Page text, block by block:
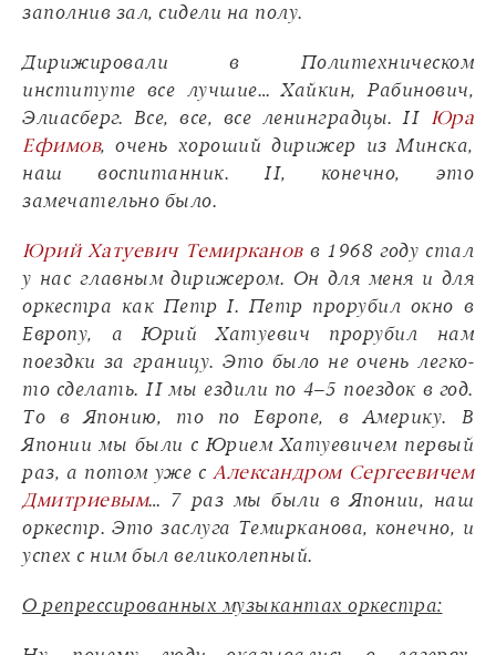
заполнив зал, сидели на полу.
Дирижировали в Политехническом
институте все лучшие… Хайкин, Рабинович,
Элиасберг. Все, все, все ленинградцы. И Юра
Ефимов, очень хороший дирижер из Минска,
наш воспитанник. И, конечно, это
замечательно было.
Юрий Хатуевич Темиркановв 1968 году стал
у нас главным дирижером. Он для меня и для
оркестра как Петр I. Петр прорубил окно в
Европу, а Юрий Хатуевич прорубил нам
поездки за границу. Это было не очень легко-
то сделать. И мы ездили по 4–5 поездок в год.
То в Японию, то по Европе, в Америку. В
Японии мы были с Юрием Хатуевичем первый
раз, а потом уже сАлександром Сергеевичем
Дмитриевым… 7 раз мы были в Японии, наш
оркестр. Это заслуга Темирканова, конечно, и
успех с ним был великолепный.
О репрессированных музыкантах оркестра: